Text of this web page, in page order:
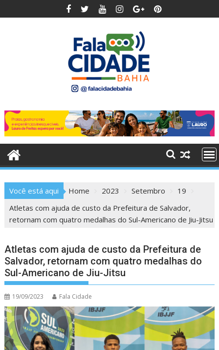
to
Você está aqui Home 2023 Setembro
19
Atletas com ajuda de custo da Prefeitura de Salvador,
retornam com quatro medalhas do Sul-Americano de Jiu-Jitsu
Atletas com ajuda de custo da Prefeitura de
Salvador, retornam com quatro medalhas do
Sul-Americano de Jiu-Jitsu
19/09/2023 Fala Cidade